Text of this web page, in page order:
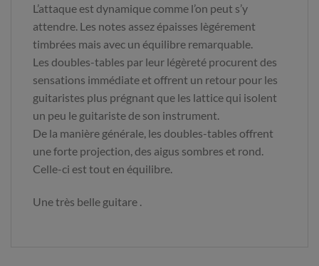
L’attaque est dynamique comme l’on peut s’y
attendre. Les notes assez épaisses lègérement
timbrées mais avec un équilibre remarquable.
Les doubles-tables par leur légèreté procurent des
sensations immédiate et offrent un retour pour les
guitaristes plus prégnant que les lattice qui isolent
un peu le guitariste de son instrument.
De la manière générale, les doubles-tables offrent
une forte projection, des aigus sombres et rond.
Celle-ci est tout en équilibre.
Une très belle guitare .